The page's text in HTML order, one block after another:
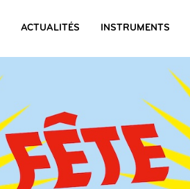
ACTUALITÉS INSTRUMENTS